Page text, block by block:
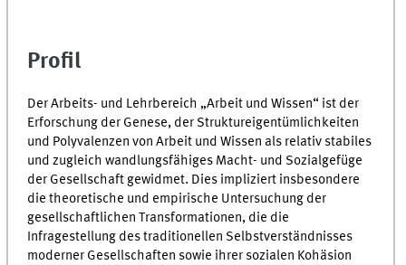
Profil
Der Arbeits- und Lehrbereich „Arbeit und Wissen“ ist der
Erforschung der Genese, der Struktureigentümlichkeiten
und Polyvalenzen von Arbeit und Wissen als relativ stabiles
und zugleich wandlungsfähiges Macht- und Sozialgefüge
der Gesellschaft gewidmet. Dies impliziert insbesondere
die theoretische und empirische Untersuchung der
gesellschaftlichen Transformationen, die die
Infragestellung des traditionellen Selbstverständnisses
moderner Gesellschaften sowie ihrer sozialen Kohäsion